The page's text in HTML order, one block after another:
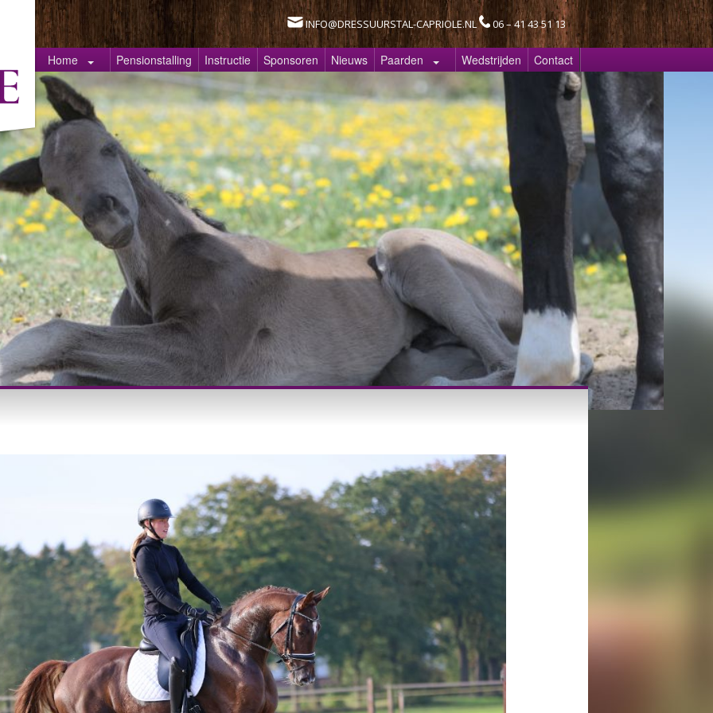
INFO@DRESSUURSTAL-CAPRIOLE.NL 06 – 41 43 51 13
Home Pensionstalling Instructie Sponsoren Nieuws Paarden Wedstrijden Contact